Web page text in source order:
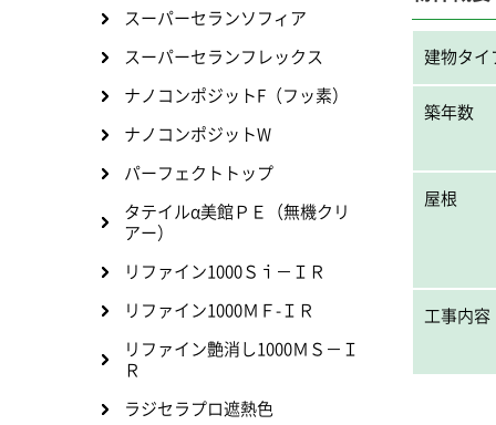
建物タイ
築年数
屋根
工事内容
スーパーセランソフィア
スーパーセランフレックス
ナノコンポジットF（フッ素）
ナノコンポジットW
パーフェクトトップ
タテイルα美館ＰＥ（無機クリ
アー）
リファイン1000Ｓｉ－ＩＲ
リファイン1000ＭＦ-ＩＲ
リファイン艶消し1000ＭＳ－Ｉ
Ｒ
ラジセラプロ遮熱色